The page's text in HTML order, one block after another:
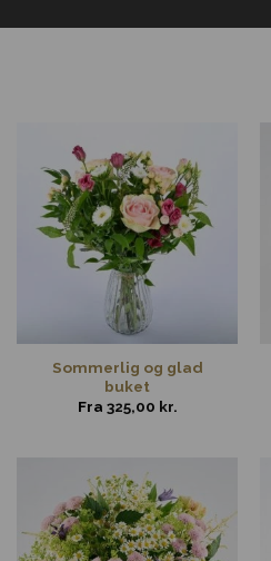
Sommerlig og glad
buket
Fra 325,00 kr.